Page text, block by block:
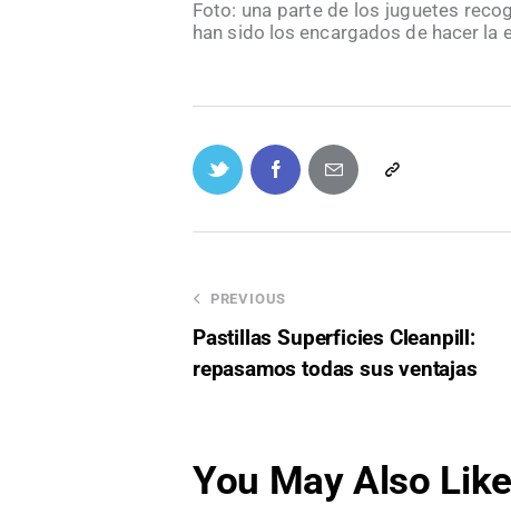
Foto: una parte de los juguetes
han sido los encargados de hacer la
PREVIOUS
Pastillas Superficies Cleanpill:
repasamos todas sus ventajas
You May Also Like